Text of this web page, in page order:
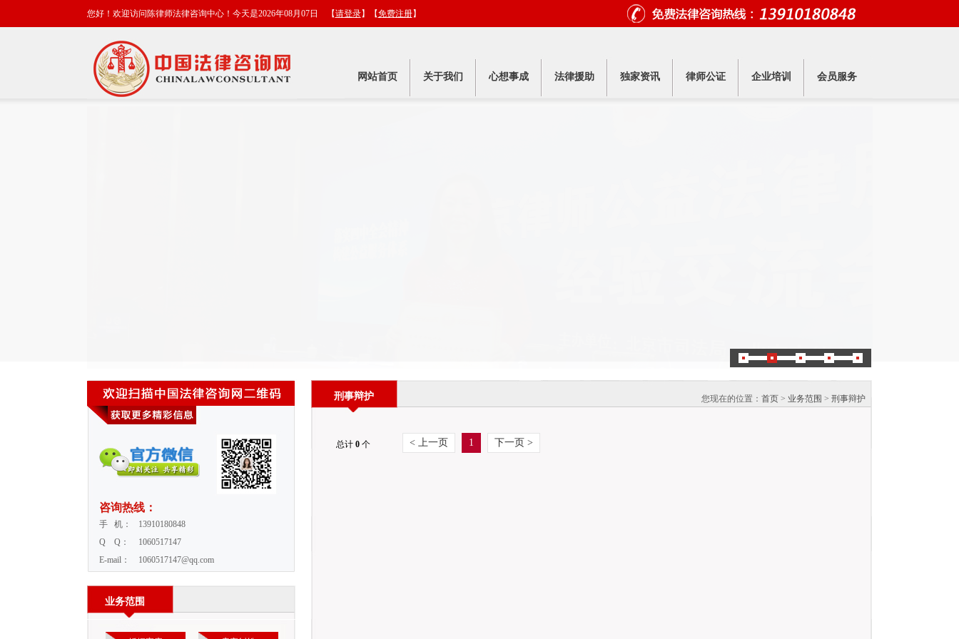
您好！欢迎访问陈律师法律咨询中心！今天是2026年08月07日 【请登录】【免费注册】
网站首页 关于我们 心想事成 法律援助 独家资讯 律师公证 企业培训 会员服务
咨询热线：
手 机：
13910180848
Q Q：
1060517147
E-mail：
1060517147@qq.com
业务范围
刑事辩护 您现在的位置： 首页> 业务范围 > 刑事辩护
总计 0个 < 上一页 1 下一页 >